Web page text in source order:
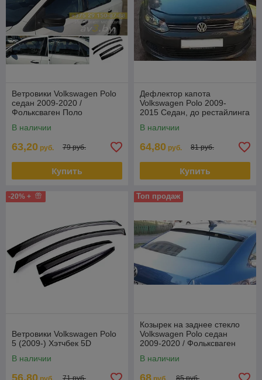
Ветровики Volkswagen Polo
седан 2009-2020 /
Фольксваген Поло
В наличии
63,20 руб. 79 руб.
Купить
Дефлектор капота
Volkswagen Polo 2009-
2015 Седан, до рестайлинга
W26] Vital
В наличии
64,80 руб. 81 руб.
Купить
-20% +
Ветровики Volkswagen Polo
5 (2009-) Хэтчбек 5D
В наличии
71 руб.
Топ продаж
Козырек на заднее стекло
Volkswagen Polo седан
2009-2020 / Фольксваген
В наличии
85 руб.